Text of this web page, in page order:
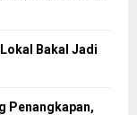
Bakal Jadi
Penangkapan,